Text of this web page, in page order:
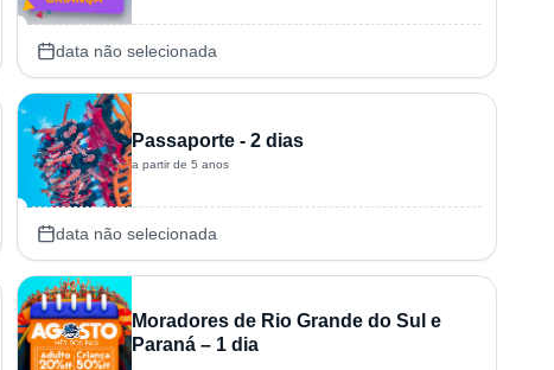
data não selecionada
Passaporte - 2 dias
a partir de 5 anos
data não selecionada
Moradores de Rio Grande do Sul e
Paraná – 1 dia